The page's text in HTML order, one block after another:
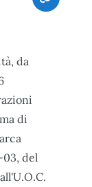
da
di
del